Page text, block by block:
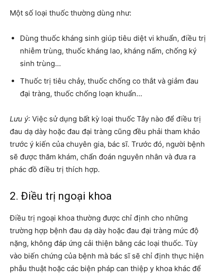
Một số loại thuốc thường dùng như:
Dùng thuốc kháng sinh giúp tiêu diệt vi khuẩn, điều trị
nhiễm trùng, thuốc kháng lao, kháng nấm, chống ký
sinh trùng…
Thuốc trị tiêu chảy, thuốc chống co thắt và giảm đau
đại tràng, thuốc chống loạn khuẩn…
Lưu ý: Việc sử dụng bất kỳ loại thuốc Tây nào để điều trị
đau dạ dày hoặc đau đại tràng cũng đều phải tham khảo
trước ý kiến của chuyên gia, bác sĩ. Trước đó, người bệnh
sẽ được thăm khám, chẩn đoán nguyên nhân và đưa ra
phác đồ điều trị thích hợp.
2. Điều trị ngoại khoa
Điều trị ngoại khoa thường được chỉ định cho những
trường hợp bệnh đau dạ dày hoặc đau đại tràng mức độ
nặng, không đáp ứng cải thiện bằng các loại thuốc. Tùy
vào biến chứng của bệnh mà bác sĩ sẽ chỉ định thực hiện
phẫu thuật hoặc các biện pháp can thiệp y khoa khác để